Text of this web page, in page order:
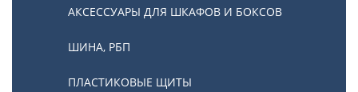
АКСЕССУАРЫ ДЛЯ ШКАФОВ И БОКСОВ
ШИНА, РБП
ПЛАСТИКОВЫЕ ЩИТЫ